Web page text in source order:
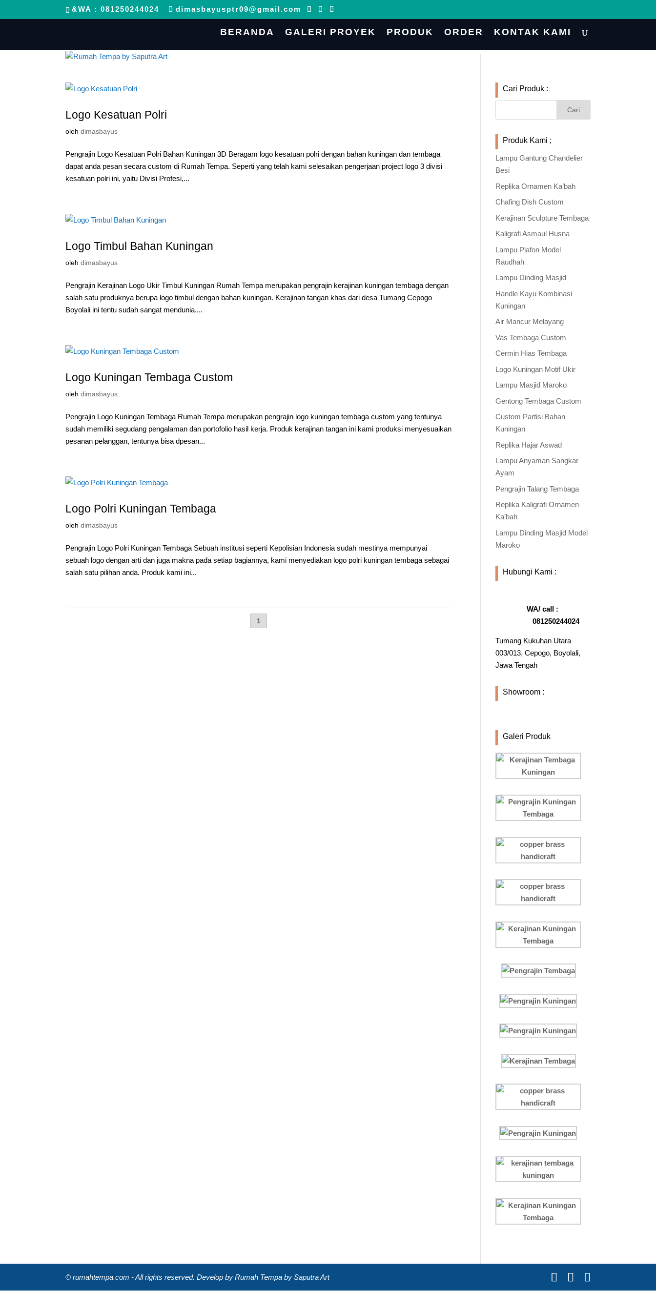
&WA : 081250244024 dimasbayusptr09@gmail.com
BERANDA GALERI PROYEK PRODUK ORDER KONTAK KAMI
Logo Kesatuan Polri
olehdimasbayus
Pengrajin Logo Kesatuan Polri Bahan Kuningan 3D Beragam logo kesatuan polri dengan bahan kuningan dan tembaga
dapat anda pesan secara custom di Rumah Tempa. Seperti yang telah kami selesaikan pengerjaan project logo 3 divisi
kesatuan polri ini, yaitu Divisi Profesi,...
Logo Timbul Bahan Kuningan
olehdimasbayus
Pengrajin Kerajinan Logo Ukir Timbul Kuningan Rumah Tempa merupakan pengrajin kerajinan kuningan tembaga dengan
salah satu produknya berupa logo timbul dengan bahan kuningan. Kerajinan tangan khas dari desa Tumang Cepogo
Boyolali ini tentu sudah sangat mendunia....
Logo Kuningan Tembaga Custom
olehdimasbayus
Pengrajin Logo Kuningan Tembaga Rumah Tempa merupakan pengrajin logo kuningan tembaga custom yang tentunya
sudah memiliki segudang pengalaman dan portofolio hasil kerja. Produk kerajinan tangan ini kami produksi menyesuaikan
pesanan pelanggan, tentunya bisa dpesan...
Logo Polri Kuningan Tembaga
olehdimasbayus
Pengrajin Logo Polri Kuningan Tembaga Sebuah institusi seperti Kepolisian Indonesia sudah mestinya mempunyai
sebuah logo dengan arti dan juga makna pada setiap bagiannya, kami menyediakan logo polri kuningan tembaga sebagai
salah satu pilihan anda. Produk kami ini...
1
Cari Produk :
Produk Kami ;
Lampu Gantung Chandelier
Besi
Replika Ornamen Ka’bah
Chafing Dish Custom
Kerajinan Sculpture Tembaga
Kaligrafi Asmaul Husna
Lampu Plafon Model
Raudhah
Lampu Dinding Masjid
Handle Kayu Kombinasi
Kuningan
Air Mancur Melayang
Vas Tembaga Custom
Cermin Hias Tembaga
Logo Kuningan Motif Ukir
Lampu Masjid Maroko
Gentong Tembaga Custom
Custom Partisi Bahan
Kuningan
Replika Hajar Aswad
Lampu Anyaman Sangkar
Ayam
Pengrajin Talang Tembaga
Replika Kaligrafi Ornamen
Ka’bah
Lampu Dinding Masjid Model
Maroko
Hubungi Kami :
WA/ call :
081250244024
Tumang Kukuhan Utara
003/013, Cepogo, Boyolali,
Jawa Tengah
Showroom :
Galeri Produk
© rumahtempa.com - All rights reserved. Develop by Rumah Tempa by Saputra Art